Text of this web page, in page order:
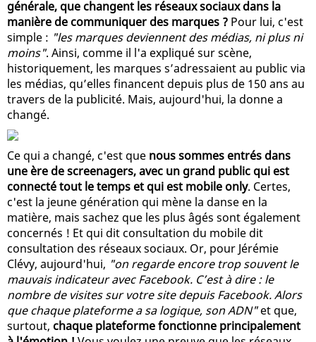
générale, que changent les réseaux sociaux dans la
manière de communiquer des marques ? Pour lui, c'est
simple : "les marques deviennent des médias, ni plus ni
moins". Ainsi, comme il l'a expliqué sur scène,
historiquement, les marques s’adressaient au public via
les médias, qu’elles financent depuis plus de 150 ans au
travers de la publicité. Mais, aujourd'hui, la donne a
changé.
Ce qui a changé, c'est que nous sommes entrés dans
une ère de screenagers, avec un grand public qui est
connecté tout le temps et qui est mobile only. Certes,
c'est la jeune génération qui mène la danse en la
matière, mais sachez que les plus âgés sont également
concernés ! Et qui dit consultation du mobile dit
consultation des réseaux sociaux. Or, pour Jérémie
Clévy, aujourd'hui, "on regarde encore trop souvent le
mauvais indicateur avec Facebook. C’est à dire : le
nombre de visites sur votre site depuis Facebook. Alors
que chaque plateforme a sa logique, son ADN"et que,
surtout, chaque plateforme fonctionne principalement